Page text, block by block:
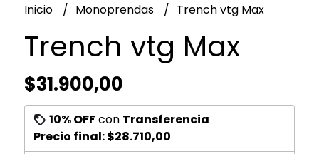
Inicio Monoprendas Trench vtg Max
Trench vtg Max
$31.900,00
10% OFFcon Transferencia
Precio final:$28.710,00